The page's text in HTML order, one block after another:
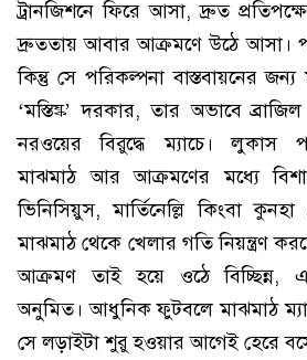
ট্রানজিশনে ফিরে আসা, দ্রুত
দ্রুততায় আবার আক্রমণে উঠে আসা।
কিন্তু সে পরিকল্পনা বাস্তবায়নের
‘মস্তিষ্ক’ দরকার, তার অভাবে
নরওয়ের ‍বিরুদ্ধে ম্যাচে। লুকাস
মাঝমাঠ আর আক্রমণের মধ্যে
ভিনিসিয়ুস, মার্তিনেল্লি কিংবা
মাঝমাঠ থেকে খেলার গতি নিয়ন্ত্রণ
আক্রমণ তাই হয়ে ওঠে
অনুমিত। আধুনিক ফুটবলে মাঝমাঠ ম্যাচ
সে লড়াইটা শুরু হওয়ার আগেই হেরে